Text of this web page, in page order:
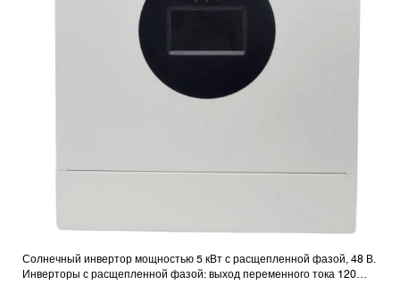
Солнечный инвертор мощностью 5 кВт с расщепленной фазой, 48 В.
Инверторы с расщепленной фазой: выход переменного тока 120